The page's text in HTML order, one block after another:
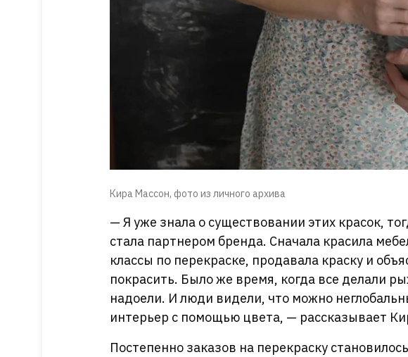
Кира Массон, фото из личного архива
— Я уже знала о существовании этих красок,
стала партнером бренда. Сначала красила
классы по перекраске, продавала краску и
покрасить. Было же время, когда все делали
надоели. И люди видели, что можно
интерьер с помощью цвета, — рассказывает
Постепенно заказов на перекраску